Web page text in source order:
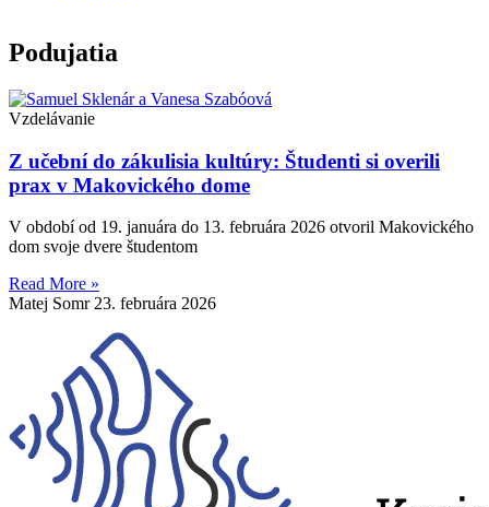
Podujatia
Vzdelávanie
Z učební do zákulisia kultúry: Študenti si overili
prax v Makovického dome
V období od 19. januára do 13. februára 2026 otvoril Makovického
dom svoje dvere študentom
Read More »
Matej Somr 23. februára 2026